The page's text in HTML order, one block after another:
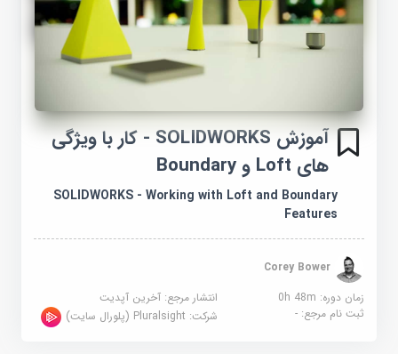
آموزش SOLIDWORKS - کار با ویژگی
های Loft و Boundary
SOLIDWORKS - Working with Loft and Boundary
Features
Corey Bower
زمان دوره: 0h 48m
انتشار مرجع:آخرین آپدیت
ثبت نام مرجع:- شرکت:Pluralsight (پلورال سایت)